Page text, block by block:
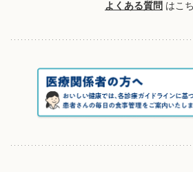
よくある質問 はこ